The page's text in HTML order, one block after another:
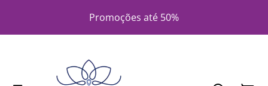
Promoções até 50%